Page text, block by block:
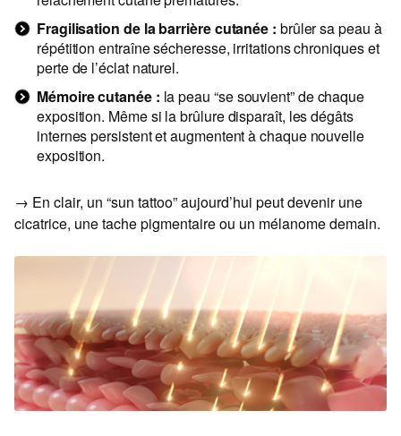
Fragilisation de la barrière cutanée : brûler sa peau à
répétition entraîne sécheresse, irritations chroniques et
perte de l’éclat naturel.
Mémoire cutanée : la peau “se souvient” de chaque
exposition. Même si la brûlure disparaît, les dégâts
internes persistent et augmentent à chaque nouvelle
exposition.
→ En clair, un “sun tattoo” aujourd’hui peut devenir une
cicatrice, une tache pigmentaire ou un mélanome demain.